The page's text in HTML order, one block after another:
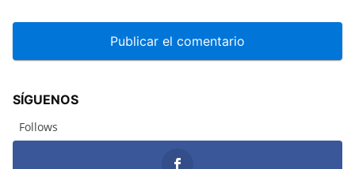
SÍGUENOS
Follows